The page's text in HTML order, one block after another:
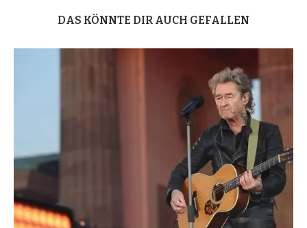
DAS KÖNNTE DIR AUCH GEFALLEN